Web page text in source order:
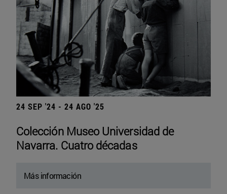
24 SEP '24 - 24 AGO '25
Colección Museo Universidad de
Navarra. Cuatro décadas
Más información